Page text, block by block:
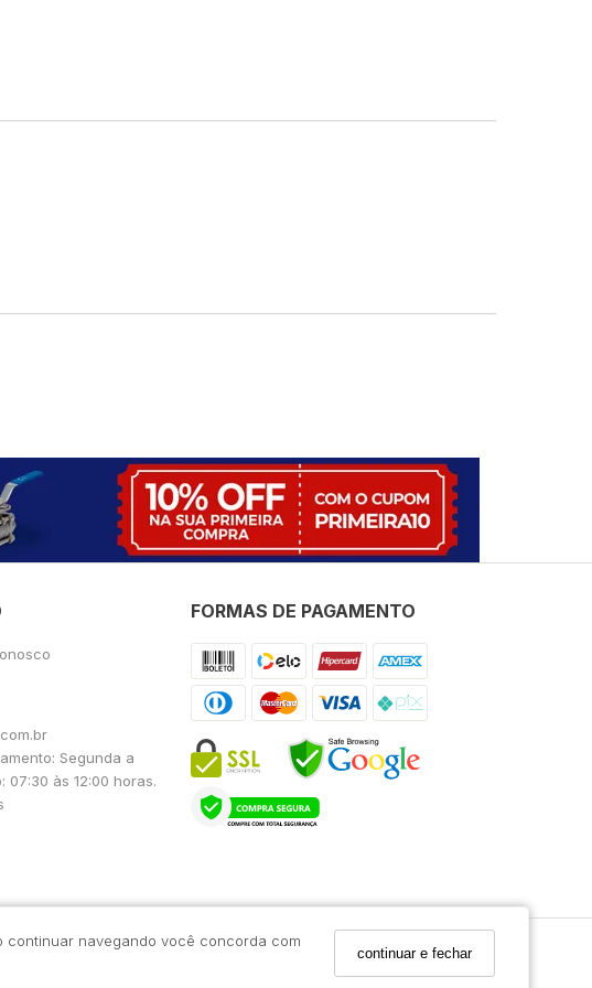
continuar navegando você concorda com
continuar e fechar
Segunda a
07:30 às 12:00 horas.
FORMAS DE PAGAMENTO